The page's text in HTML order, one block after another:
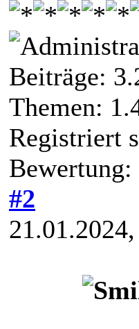
Beiträge:
Themen:
Registriert
Bewertung:
#2